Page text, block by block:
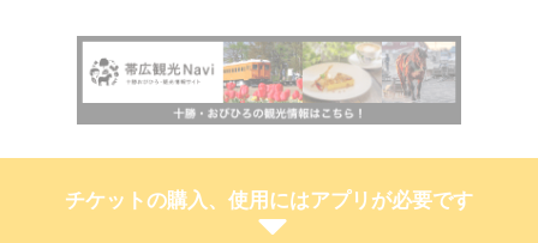
チケットの購入、使用にはアプリが必要です